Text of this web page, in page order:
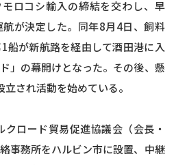
ロコシ輸入の締結を交わし、早
が決定した。同年8月4日、飼料
船が新航路を経由して酒田港に入
」の幕開けとなった。その後、懸
され活動を始めている。
ロード貿易促進協議会（会長・
事務所をハルビン市に設置、中継